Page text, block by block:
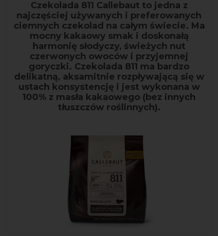
Czekolada 811 Callebaut to jedna z
najczęściej używanych i preferowanych
ciemnych czekolad na całym świecie. Ma
mocny kakaowy smak i doskonałą
harmonię słodyczy, świeżych nut
czerwonych owoców i przyjemnej
goryczki. Czekolada 811 ma bardzo
delikatną, aksamitnie rozpływającą się w
ustach konsystencję i jest wykonana w
100% z masła kakaowego (bez innych
tłuszczów roślinnych).